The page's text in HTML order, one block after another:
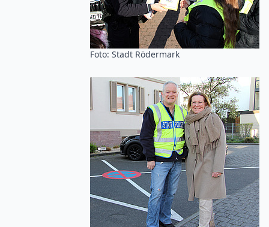
Foto: Stadt Rödermark